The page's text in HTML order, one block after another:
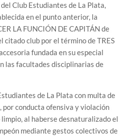
Club Estudiantes de La Plata,
en el punto anterior, la
LA FUNCIÓN DE CAPITÁN de
citado club por el término de TRES
fundada en su especial
las facultades disciplinarias de
de La Plata con multa de
por conducta ofensiva y violación
al haberse desnaturalizado el
mediante gestos colectivos de